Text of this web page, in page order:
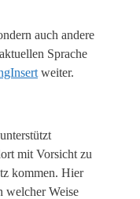
auch andere
Sprache
weiter.
mit Vorsicht zu
kommen. Hier
welcher Weise